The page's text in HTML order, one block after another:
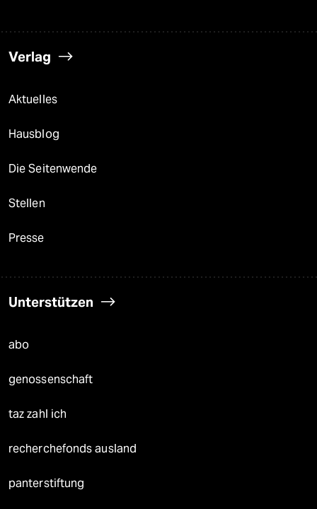
Verlag
Aktuelles
Hausblog
Die Seitenwende
Stellen
Presse
Unterstützen
abo
genossenschaft
taz zahl ich
recherchefonds ausland
panterstiftung